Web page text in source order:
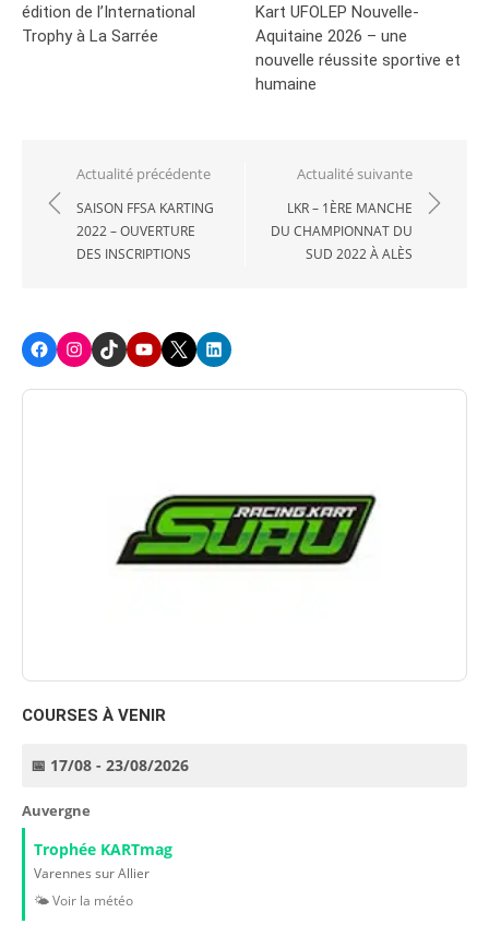
édition de l’International
Trophy à La Sarrée
Kart UFOLEP Nouvelle-
Aquitaine 2026 – une
nouvelle réussite sportive et
humaine
Navigation
de
l’article
Actualité précédente
SAISON FFSA KARTING
2022 – OUVERTURE
DES INSCRIPTIONS
Actualité suivante
LKR – 1ÈRE MANCHE
DU CHAMPIONNAT DU
SUD 2022 À ALÈS
FacebookInstagram
TikTokYoutube
X LinkedIn
COURSES À VENIR
📅 17/08 - 23/08/2026
Auvergne
Trophée KARTmag
Varennes sur Allier
🌤️ Voir la météo